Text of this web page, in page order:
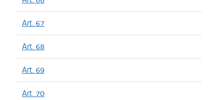
Art. 67
Art. 68
Art. 69
Art. 70